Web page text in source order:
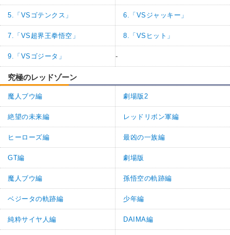
5.「VSゴテンクス」 6.「VSジャッキー」
7.「VS超界王拳悟空」 8.「VSヒット」
9.「VSゴジータ」 -
究極のレッドゾーン
魔人ブウ編 劇場版2
絶望の未来編 レッドリボン軍編
ヒーローズ編 最凶の一族編
GT編 劇場版
魔人ブウ編 孫悟空の軌跡編
ベジータの軌跡編 少年編
純粋サイヤ人編 DAIMA編